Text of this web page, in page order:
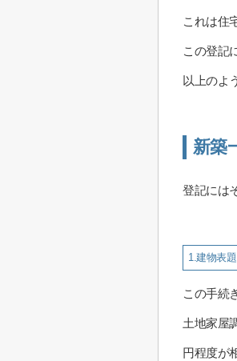
これは住
この登記
以上のよ
新築
登記には
1.建物表
この手続
土地家屋
円程度が